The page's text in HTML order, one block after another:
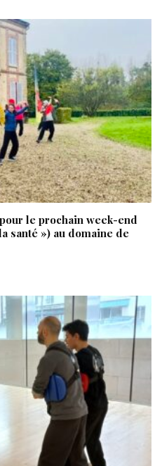
le prochain week-end
santé ») au domaine de